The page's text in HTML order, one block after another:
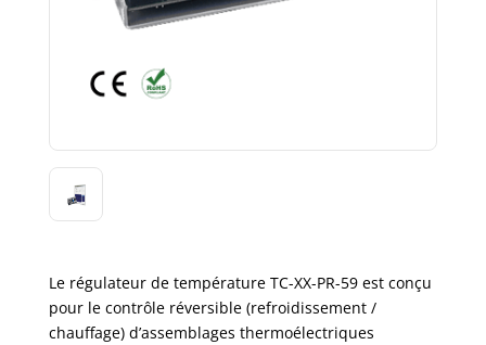
Le régulateur de température TC-XX-PR-59 est conçu
pour le contrôle réversible (refroidissement /
chauffage) d’assemblages thermoélectriques